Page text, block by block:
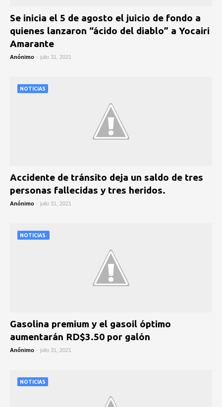
Se inicia el 5 de agosto el juicio de fondo a
quienes lanzaron “ácido del diablo” a Yocairi
Amarante
Anónimo - julio 31, 2021
NOTICIAS
Accidente de tránsito deja un saldo de tres
personas fallecidas y tres heridos.
Anónimo - julio 31, 2021
NOTICIAS.
Gasolina premium y el gasoil óptimo
aumentarán RD$3.50 por galón
Anónimo - julio 31, 2021
NOTICIAS